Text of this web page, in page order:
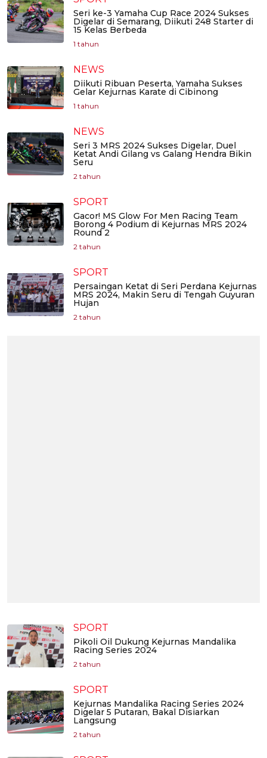
Seri ke-3 Yamaha Cup Race 2024 Sukses
Digelar di Semarang, Diikuti 248 Starter di
15 Kelas Berbeda
1 tahun
NEWS
Diikuti Ribuan Peserta, Yamaha Sukses
Gelar Kejurnas Karate di Cibinong
1 tahun
NEWS
Seri 3 MRS 2024 Sukses Digelar, Duel
Ketat Andi Gilang vs Galang Hendra Bikin
Seru
2 tahun
SPORT
Gacor! MS Glow For Men Racing Team
Borong 4 Podium di Kejurnas MRS 2024
Round 2
2 tahun
SPORT
Persaingan Ketat di Seri Perdana Kejurnas
MRS 2024, Makin Seru di Tengah Guyuran
Hujan
2 tahun
SPORT
Pikoli Oil Dukung Kejurnas Mandalika
Racing Series 2024
2 tahun
SPORT
Kejurnas Mandalika Racing Series 2024
Digelar 5 Putaran, Bakal Disiarkan
Langsung
2 tahun